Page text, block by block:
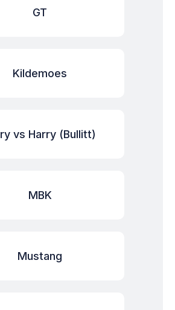
GT
Kildemoes
vs Harry (Bullitt)
MBK
Mustang